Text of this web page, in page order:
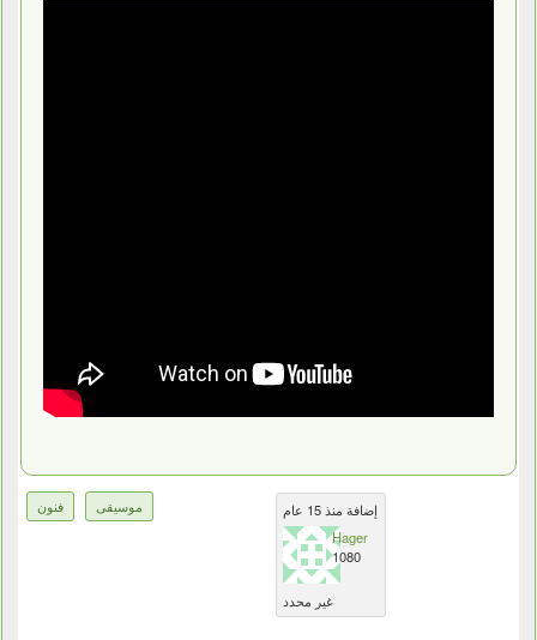
موسيقى فنون
إضافة منذ 15 عام
Hager
1080
غير محدد